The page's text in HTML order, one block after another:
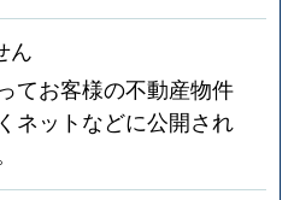
ん
てお客様の不動産物件
ネットなどに公開され